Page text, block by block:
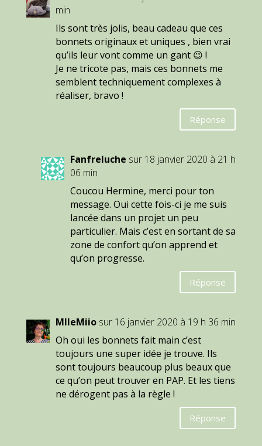
min
Ils sont très jolis, beau cadeau que ces
bonnets originaux et uniques , bien vrai
qu’ils leur vont comme un gant 😉 !
Je ne tricote pas, mais ces bonnets me
semblent techniquement complexes à
réaliser, bravo !
Réponse
Fanfreluche sur 18 janvier 2020 à 21 h
06 min
Coucou Hermine, merci pour ton
message. Oui cette fois-ci je me suis
lancée dans un projet un peu
particulier. Mais c’est en sortant de sa
zone de confort qu’on apprend et
qu’on progresse.
Réponse
MlleMiio sur 16 janvier 2020 à 19 h 36 min
Oh oui les bonnets fait main c’est
toujours une super idée je trouve. Ils
sont toujours beaucoup plus beaux que
ce qu’on peut trouver en PAP. Et les tiens
ne dérogent pas à la règle !
Réponse